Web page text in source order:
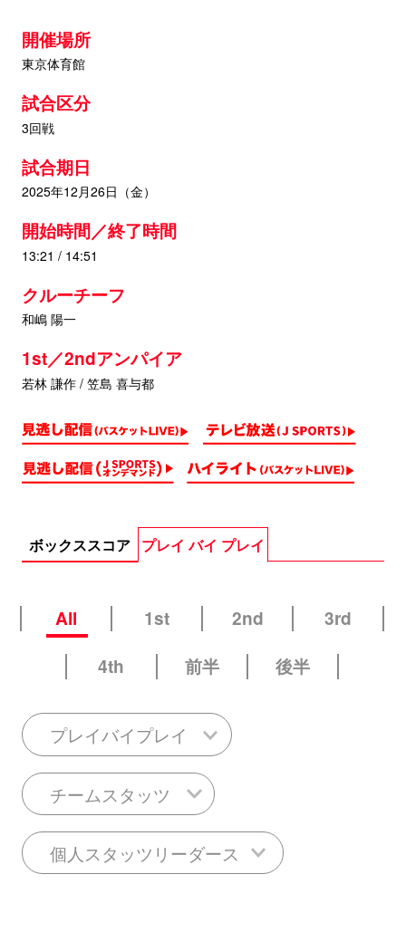
開催場所
東京体育館
試合区分
3回戦
試合期日
2025年12月26日（金）
開始時間／終了時間
13:21 / 14:51
クルーチーフ
和嶋 陽一
1st／2ndアンパイア
若林 謙作 / 笠島 喜与都
ボックススコア プレイ バイ プレイ
All 1st 2nd
3rd
4th
前半 後半
プレイバイプレイ
チームスタッツ
個人スタッツリーダース